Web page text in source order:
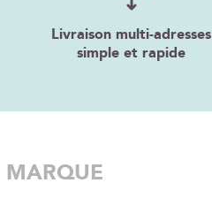
Livraison multi-adresses
simple et rapide
MARQUE